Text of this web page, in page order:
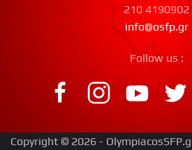
210 4190902
info@osfp.gr
Follow us :
Copyright © 2026 -